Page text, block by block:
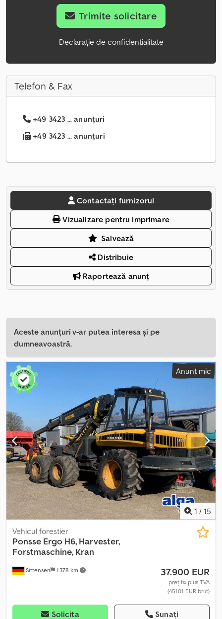
Trimite solicitare
Declarație de confidențialitate
Telefon & Fax
+49 3423 ... anunțuri
+49 3423 ... anunțuri
Contactați furnizorul
Vizualizare pentru imprimare
Salvează
Distribuie
Raportează anunț
Aceste anunțuri v-ar putea interesa și pe
dumneavoastră.
Anunț mic
1 / 15
Sittensen 1.378 km
Vehicul forestier
Ponsse Ergo H6, Harvester,
Forstmaschine, Kran
37.900 EUR
preț fix plus TVA
(45.101 EUR brut)
Solicita Sunați